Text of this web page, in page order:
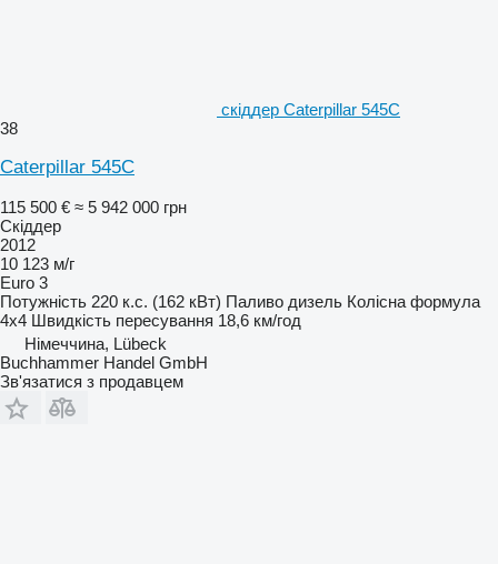
скіддер Caterpillar 545C
38
Caterpillar 545C
115 500 € ≈ 5 942 000 грн
Скіддер
2012
10 123 м/г
Euro 3
Потужність 220 к.с. (162 кВт) Паливо дизель Колісна формула
4x4 Швидкість пересування 18,6 км/год
Німеччина, Lübeck
Buchhammer Handel GmbH
Зв'язатися з продавцем